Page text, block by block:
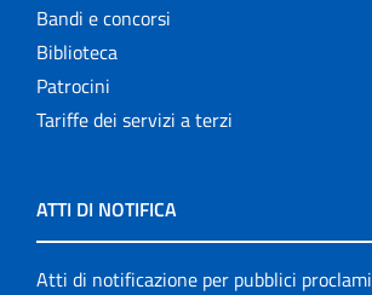
Bandi e concorsi
Biblioteca
Patrocini
Tariffe dei servizi a terzi
ATTI DI NOTIFICA
Atti di notificazione per pubblici proclami